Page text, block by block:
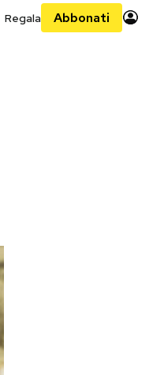
Regala Abbonati